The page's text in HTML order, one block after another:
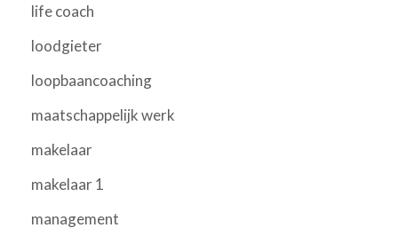
life coach
loodgieter
loopbaancoaching
maatschappelijk werk
makelaar
makelaar 1
management